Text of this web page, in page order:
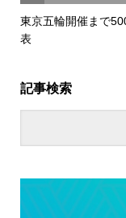
東京五輪開催まで
表
記事検索